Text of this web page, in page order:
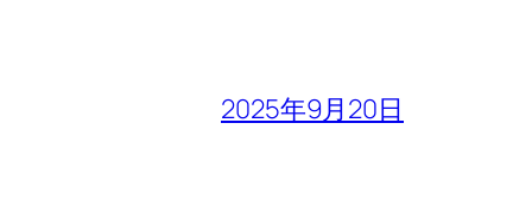
2025年9月20日